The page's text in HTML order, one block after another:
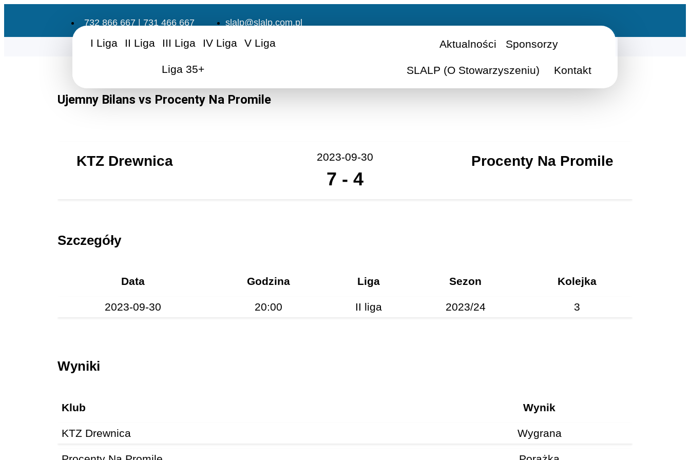
732 866 667 | 731 466 667 slalp@slalp.com.pl
I Liga II Liga III Liga IV Liga V Liga
Liga 35+
Aktualności Sponsorzy
SLALP (O Stowarzyszeniu) Kontakt
Ujemny Bilans vs Procenty Na Promile
KTZ Drewnica Procenty Na Promile
2023-09-30
7 - 4
Szczegóły
Data Godzina Liga Sezon Kolejka
2023-09-30 20:00 II liga 2023/24 3
Wyniki
Klub Wynik
KTZ Drewnica Wygrana